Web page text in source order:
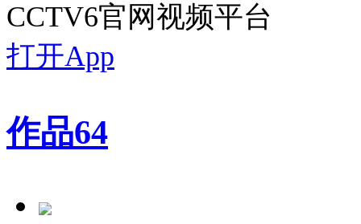
CCTV6官网视频平台
打开App
作品64